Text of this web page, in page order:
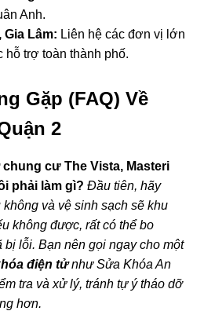
Anh.
Gia Lâm: Liên hệ các đơn vị lớn
hỗ trợ toàn thành phố.
Gặp (FAQ) Về
2
cư The Vista, Masteri
phải làm gì? Đầu tiên, hãy
và vệ sinh sạch sẽ khu
không được, rất có thể bo
bị lỗi. Bạn nên gọi ngay cho một
điện tửnhư Sửa Khóa An
tra và xử lý, tránh tự ý tháo dỡ
hơn.